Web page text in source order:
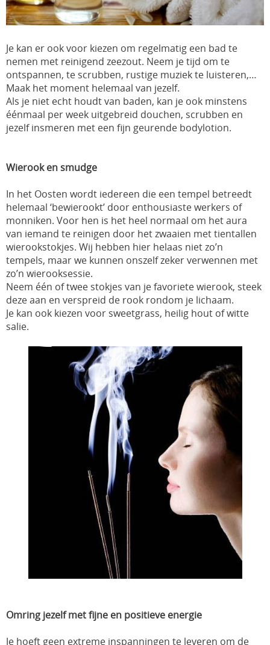
Je kan er ook voor kiezen om regelmatig een bad te
nemen met reinigend zeezout. Neem je tijd om te
ontspannen, te scrubben, rustige muziek te luisteren,…
Maak het moment helemaal van jezelf.
Als je niet echt houdt van baden, kan je ook minstens
éénmaal per week uitgebreid douchen, scrubben en
jezelf insmeren met een fijn geurende bodylotion.
Wierook en smudge
In het Oosten wordt iedereen die een tempel betreedt
helemaal ‘bewierookt’ door enthousiaste werkers of
monniken. Voor hen is het heel normaal om het aura
van iemand te reinigen door het zwaaien met tientallen
wierookstokjes. Wij hebben hier helaas niet zo’n
tempels, maar we kunnen onszelf zeker verwennen met
zo’n wierooksessie.
Neem één of twee stokjes van je favoriete wierook, steek
deze aan en verspreid de rook rondom je lichaam.
Je kan ook kiezen voor sweetgrass, heilig hout of witte
salie.
Omring jezelf met fijne en positieve energie
Je hoeft geen extreme inspanningen te leveren om de